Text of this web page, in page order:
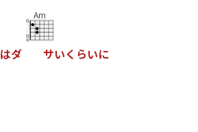
はダ
Am
サいく らいに